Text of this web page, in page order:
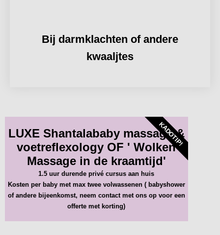
Bij darmklachten of andere
kwaaljtes
LUXE Shantalababy massage &
voetreflexology OF ' Wolken
Massage in de kraamtijd'
1.5 uur durende privé cursus aan huis
Kosten per baby met max twee volwassenen ( babyshower
of andere bijeenkomst, neem contact met ons op voor een
offerte met korting)
KADOTIP!